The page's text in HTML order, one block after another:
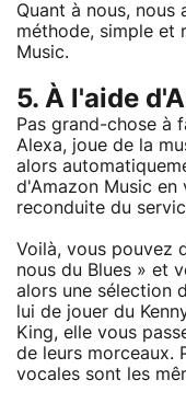
Quant à nous, nous
méthode, simple et
Music.
5. À l'aide
Pas grand-chose à
Alexa, joue de la
alors
d'Amazon Music en
reconduite du
Voilà, vous pouvez
nous du Blues » et
alors une sélection
lui de jouer du
King, elle vous
de leurs morceaux.
vocales sont les